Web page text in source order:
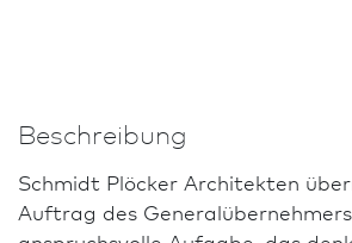
Beschreibung
Schmidt Plöcker Architekten
Auftrag des